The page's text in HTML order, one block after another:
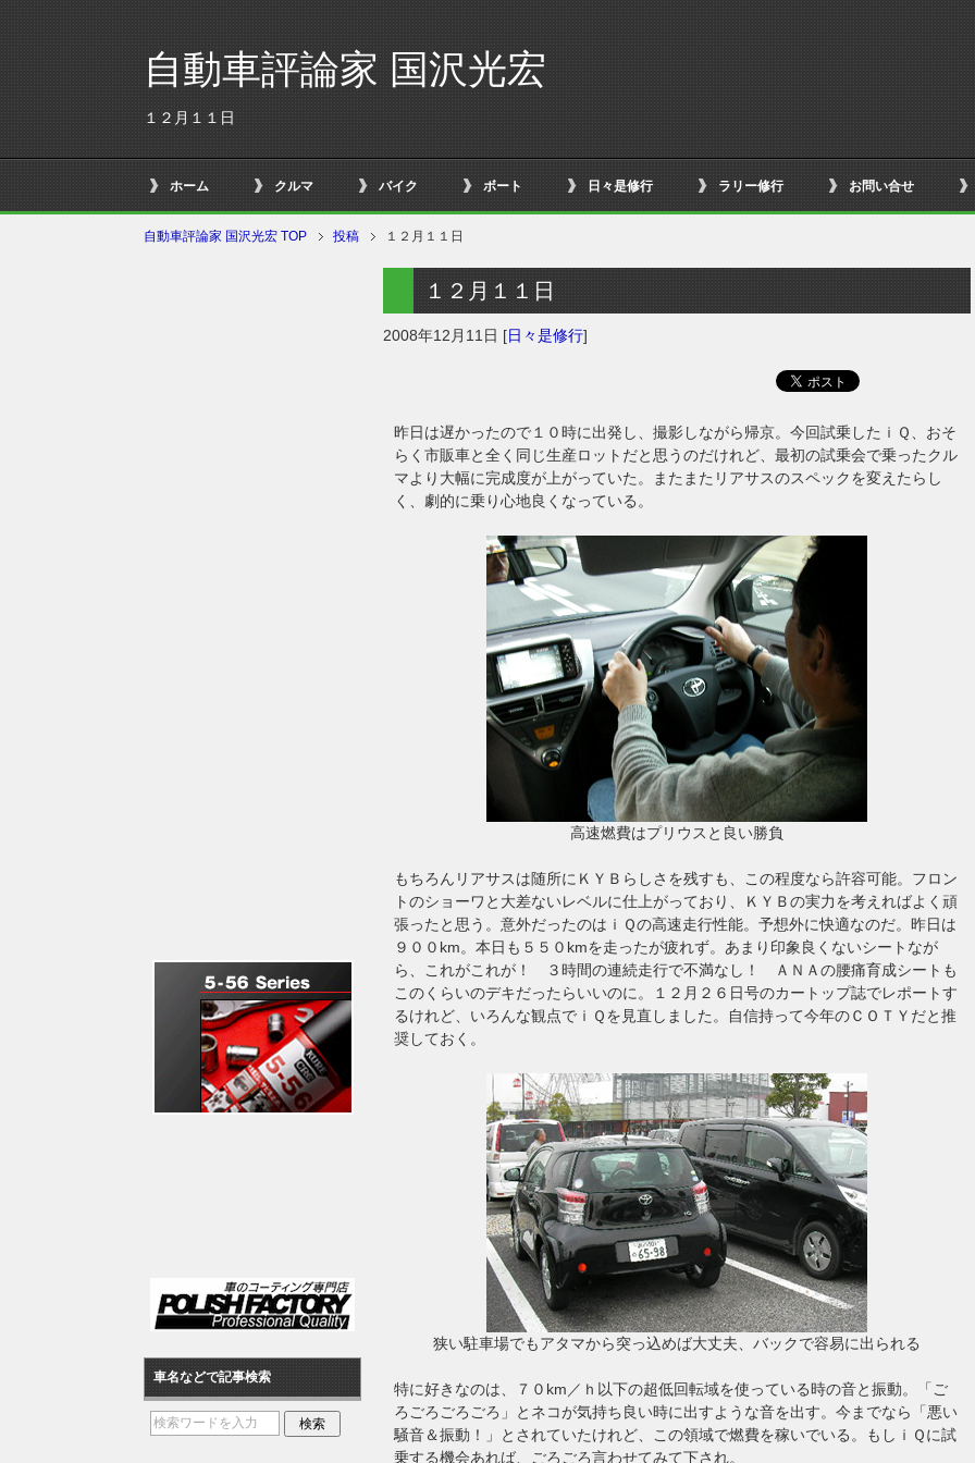
自動車評論家 国沢光宏
１２月１１日
ホーム クルマ バイク ボート 日々是修行 ラリー修行 お問い合せ
自動車評論家 国沢光宏 TOP 投稿 １２月１１日
１２月１１日
2008年12月11日 [日々是修行]
昨日は遅かったので１０時に出発し、撮影しながら帰京。今回試乗したｉＱ、おそ
らく市販車と全く同じ生産ロットだと思うのだけれど、最初の試乗会で乗ったクル
マより大幅に完成度が上がっていた。またまたリアサスのスペックを変えたらし
く、劇的に乗り心地良くなっている。
高速燃費はプリウスと良い勝負
もちろんリアサスは随所にＫＹＢらしさを残すも、この程度なら許容可能。フロン
トのショーワと大差ないレベルに仕上がっており、ＫＹＢの実力を考えればよく頑
張ったと思う。意外だったのはｉＱの高速走行性能。予想外に快適なのだ。昨日は
９００km。本日も５５０kmを走ったが疲れず。あまり印象良くないシートなが
ら、これがこれが！ ３時間の連続走行で不満なし！ ＡＮＡの腰痛育成シートも
このくらいのデキだったらいいのに。１２月２６日号のカートップ誌でレポートす
るけれど、いろんな観点でｉＱを見直しました。自信持って今年のＣＯＴＹだと推
奨しておく。
狭い駐車場でもアタマから突っ込めば大丈夫、バックで容易に出られる
特に好きなのは、７０km／ｈ以下の超低回転域を使っている時の音と振動。「ご
ろごろごろごろ」とネコが気持ち良い時に出すような音を出す。今までなら「悪い
騒音＆振動！」とされていたけれど、この領域で燃費を稼いでいる。もしｉＱに試
乗する機会あれば、ごろごろ言わせてみて下され。
車名などで記事検索